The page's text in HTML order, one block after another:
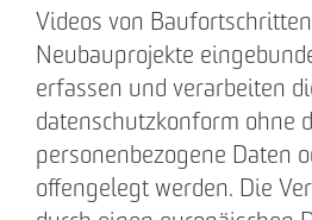
Videos von
Neubauprojekte
erfassen und verarbeiten
datenschutzkonform ohne
personenbezogene Daten
offengelegt werden. Die